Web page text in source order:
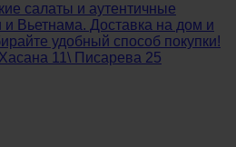
салаты и аутентичные
и Вьетнама. Доставка на дом и
удобный способ покупки!
11\ Писарева 25